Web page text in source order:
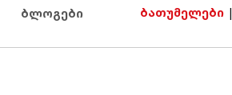
ბლოგები ბათუმელები |